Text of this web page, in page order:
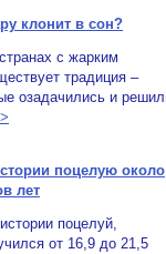
клонит в сон?
с жарким
традиция –
озадачились и
поцелую около
лет
поцелуй,
от 16,9 до 21,5